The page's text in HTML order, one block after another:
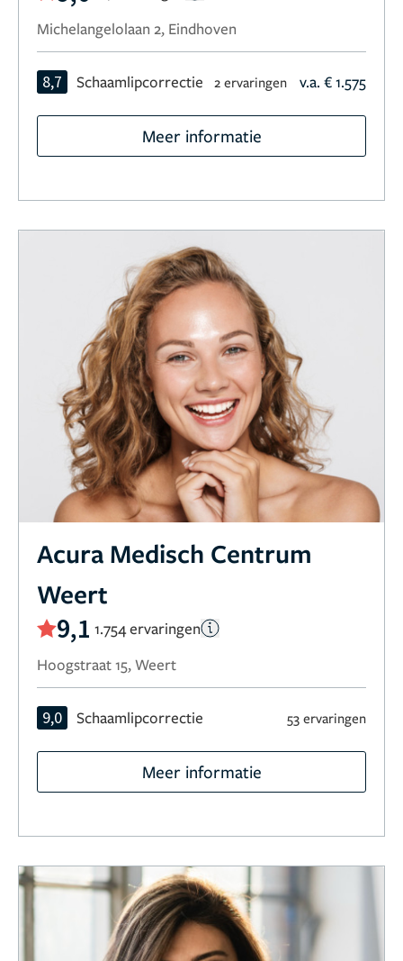
Michelangelolaan 2, Eindhoven
8,7 Schaamlipcorrectie 2 ervaringen v.a. € 1.575
Meer informatie
Acura Medisch Centrum
Weert
9,1 1.754 ervaringen
Hoogstraat 15, Weert
9,0 Schaamlipcorrectie 53 ervaringen
Meer informatie